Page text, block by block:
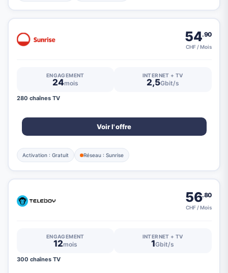
54.90
CHF / Mois
ENGAGEMENT
24mois
INTERNET + TV
2,5Gbit/s
280 chaînes TV
Voir l'offre
Activation : Gratuit Réseau : Sunrise
56.80
CHF / Mois
ENGAGEMENT
12mois
INTERNET + TV
1Gbit/s
300 chaînes TV